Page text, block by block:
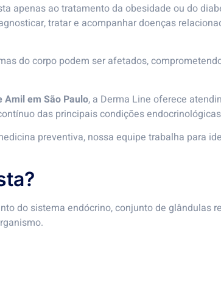
apenas ao tratamento da obesidade ou do
tratar e acompanhar doenças
do corpo podem ser afetados,
em São Paulo, a Derma Line oferece
das principais condições
preventiva, nossa equipe trabalha para
do sistema endócrino, conjunto de glândulas